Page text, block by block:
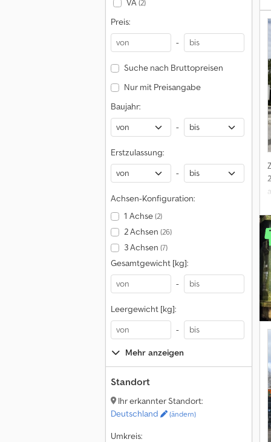
VA(2)
Preis:
-
Suche nach Bruttopreisen
Nur mit Preisangabe
Baujahr:
-
Erstzulassung:
-
Achsen-Konfiguration:
1 Achse(2)
2 Achsen (26)
3 Achsen (7)
Gesamtgewicht [kg]:
-
Leergewicht [kg]:
-
Mehr anzeigen
Standort
Ihr erkannter Standort:
Deutschland
(ändern)
Umkreis: